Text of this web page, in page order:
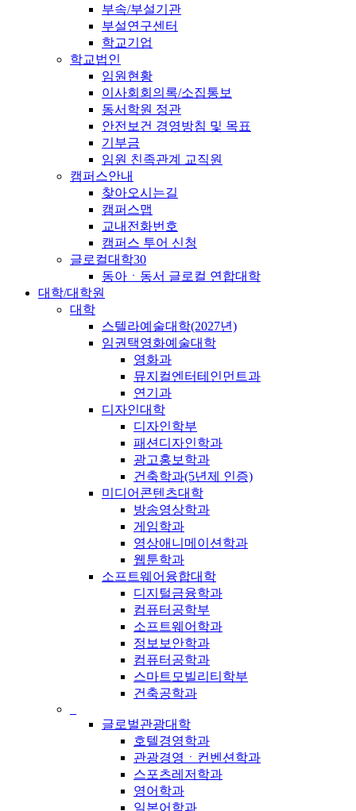
부속/부설기관
부설연구센터
학교기업
학교법인
임원현황
이사회회의록/소집통보
동서학원 정관
안전보건 경영방침 및 목표
기부금
임원 친족관계 교직원
캠퍼스안내
찾아오시는길
캠퍼스맵
교내전화번호
캠퍼스 투어 신청
글로컬대학30
동아ㆍ동서 글로컬 연합대학
대학/대학원
대학
스텔라예술대학(2027년)
임권택영화예술대학
영화과
뮤지컬엔터테인먼트과
연기과
디자인대학
디자인학부
패션디자인학과
광고홍보학과
건축학과(5년제 인증)
미디어콘텐츠대학
방송영상학과
게임학과
영상애니메이션학과
웹툰학과
소프트웨어융합대학
디지털금융학과
컴퓨터공학부
소프트웨어학과
정보보안학과
컴퓨터공학과
스마트모빌리티학부
건축공학과
글로벌관광대학
호텔경영학과
관광경영ㆍ컨벤션학과
스포츠레저학과
영어학과
일본어학과